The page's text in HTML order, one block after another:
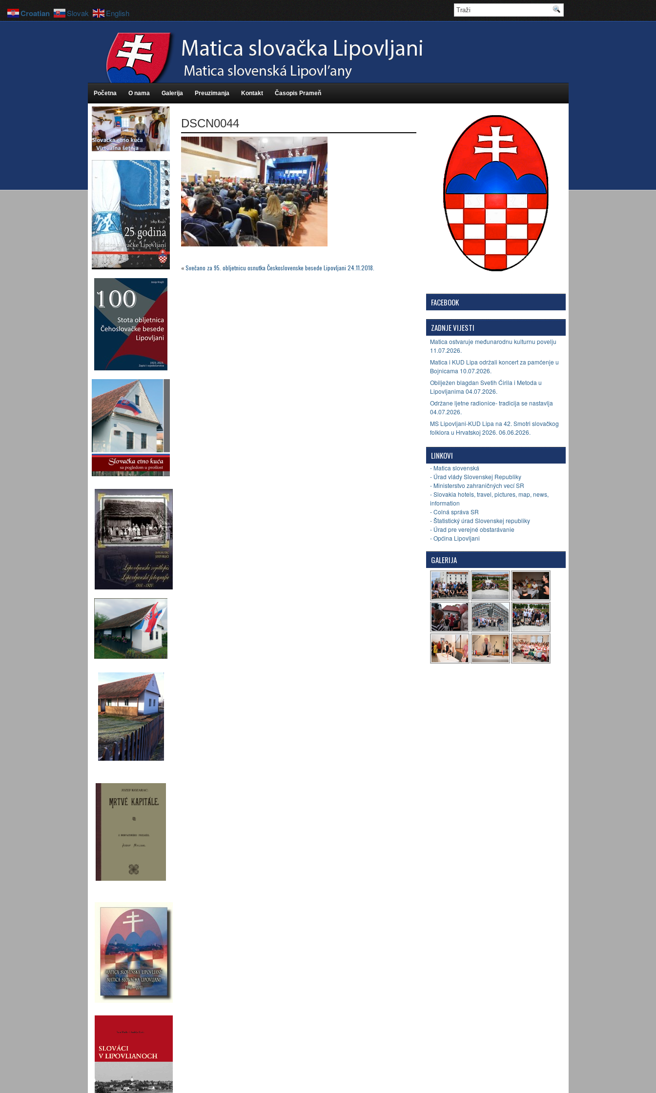
Početna O nama Galerija Preuzimanja Kontakt Časopis Prameň
DSCN0044
«Svečano za 95. obljetnicu osnutka Československe besede Lipovljani 24.11.2018.
FACEBOOK
ZADNJE VIJESTI
Matica ostvaruje međunarodnu kulturnu povelju
11.07.2026.
Matica i KUD Lipa održali koncert za pamćenje u
Bojnicama 10.07.2026.
Obilježen blagdan Svetih Ćirila i Metoda u
Lipovljanima 04.07.2026.
Održane ljetne radionice- tradicija se nastavlja
04.07.2026.
MS Lipovljani-KUD Lipa na 42. Smotri slovačkog
folklora u Hrvatskoj 2026. 06.06.2026.
LINKOVI
- Matica slovenská
- Úrad vlády Slovenskej Republiky
- Ministerstvo zahraničných vecí SR
- Slovakia hotels, travel, pictures, map, news,
information
- Colná správa SR
- Štatistický úrad Slovenskej republiky
- Úrad pre verejné obstarávanie
- Općina Lipovljani
GALERIJA
Croatian Slovak English